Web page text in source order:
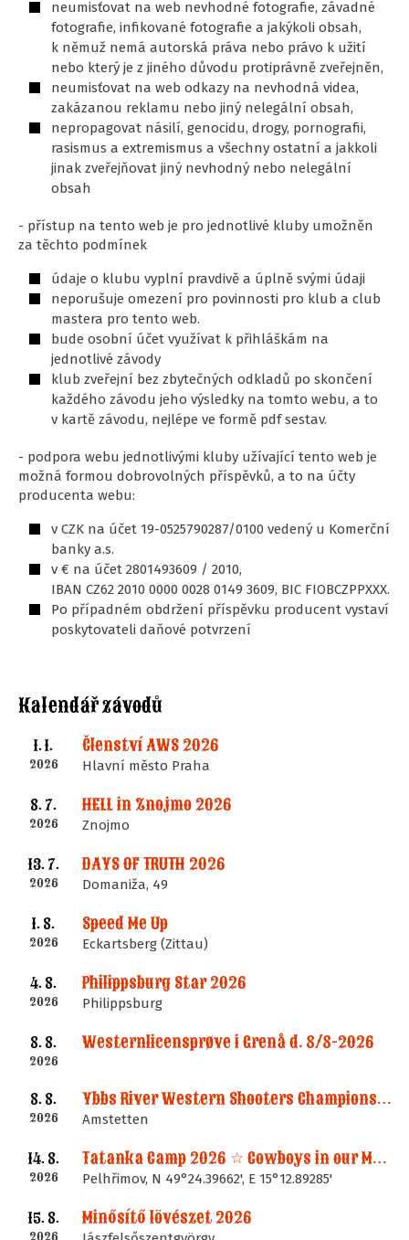
neumisťovat na web nevhodné fotografie, závadné
fotografie, infikované fotografie a jakýkoli obsah,
k němuž nemá autorská práva nebo právo k užití
nebo který je z jiného důvodu protiprávně zveřejněn,
neumisťovat na web odkazy na nevhodná videa,
zakázanou reklamu nebo jiný nelegální obsah,
nepropagovat násilí, genocidu, drogy, pornografii,
rasismus a extremismus a všechny ostatní a jakkoli
jinak zveřejňovat jiný nevhodný nebo nelegální
obsah
- přístup na tento web je pro jednotlivé kluby umožněn
za těchto podmínek
údaje o klubu vyplní pravdivě a úplně svými údaji
neporušuje omezení pro povinnosti pro klub a club
mastera pro tento web.
bude osobní účet využívat k přihláškám na
jednotlivé závody
klub zveřejní bez zbytečných odkladů po skončení
každého závodu jeho výsledky na tomto webu, a to
v kartě závodu, nejlépe ve formě pdf sestav.
- podpora webu jednotlivými kluby užívající tento web je
možná formou dobrovolných příspěvků, a to na účty
producenta webu:
v CZK na účet 19-0525790287/0100 vedený u Komerční
banky a.s.
v € na účet 2801493609 / 2010,
IBAN CZ62 2010 0000 0028 0149 3609, BIC FIOBCZPPXXX.
Po případném obdržení příspěvku producent vystaví
poskytovateli daňové potvrzení
Kalendář závodů
1. 1.
2026
Členství AWS 2026
Hlavní město Praha
8. 7.
2026
HELL in Znojmo 2026
Znojmo
13. 7.
2026
DAYS OF TRUTH 2026
Domaniža, 49
1. 8.
2026
Speed Me Up
Eckartsberg (Zittau)
4. 8.
2026
Philippsburg Star 2026
Philippsburg
8. 8.
2026
Westernlicensprøve i Grenå d. 8/8-2026
8. 8.
2026
Ybbs River Western Shooters Championship 2026 + LM
Amstetten
14. 8.
2026
Tatanka Camp 2026 ☆ Cowboys in our Memories
Pelhřimov, N 49°24.39662', E 15°12.89285'
15. 8. Minősítő lövészet 2026